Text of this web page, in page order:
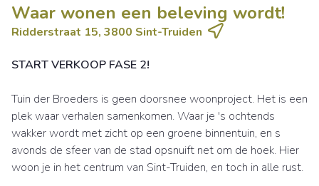
Waar wonen een beleving wordt!
Ridderstraat 15, 3800 Sint-Truiden
START VERKOOP FASE 2!
Tuin der Broeders is geen doorsnee woonproject. Het is een
plek waar verhalen samenkomen. Waar je 's ochtends
wakker wordt met zicht op een groene binnentuin, en s
avonds de sfeer van de stad opsnuift net om de hoek. Hier
woon je in het centrum van Sint-Truiden, en toch in alle rust.